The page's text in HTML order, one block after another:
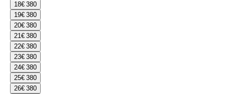
18€ 380
19€ 380
20€ 380
21€ 380
22€ 380
23€ 380
24€ 380
25€ 380
26€ 380